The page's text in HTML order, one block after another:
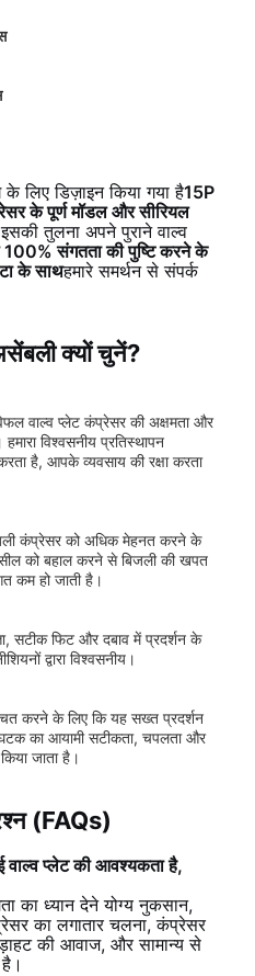
के लिए डिज़ाइन किया गया है15P
के पूर्ण मॉडल और सीरियल
तुलना अपने पुराने वाल्व
संगतता की पुष्टि करने के
के साथहमारे समर्थन से संपर्क
क्यों चुनें?
वाल्व प्लेट कंप्रेसर की अक्षमता और
विश्वसनीय प्रतिस्थापन
है, आपके व्यवसाय की रक्षा करता
कंप्रेसर को अधिक मेहनत करने के
को बहाल करने से बिजली की खपत
कम हो जाती है।
सटीक फिट और दबाव में प्रदर्शन के
द्वारा विश्वसनीय।
करने के लिए कि यह सख्त प्रदर्शन
का आयामी सटीकता, चपलता और
जाता है।
(FAQs)
प्लेट की आवश्यकता है,
का ध्यान देने योग्य नुकसान,
का लगातार चलना, कंप्रेसर
की आवाज, और सामान्य से